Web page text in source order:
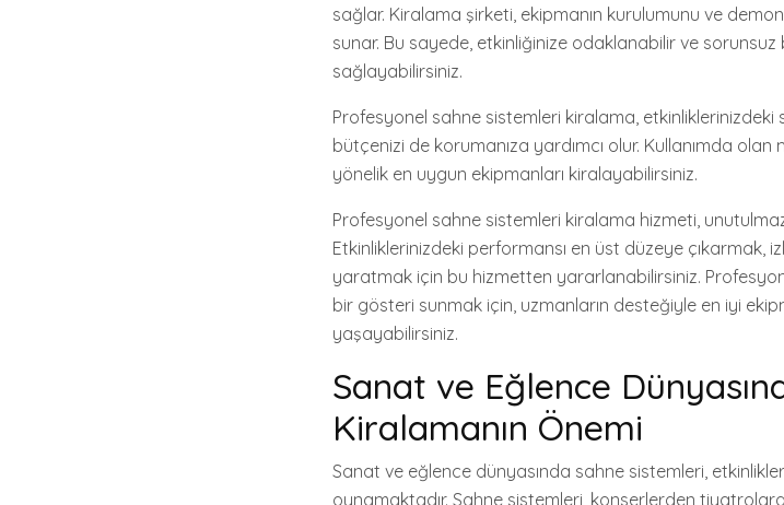
sağlar. Kiralama şirketi, ekipmanın kurulumunu ve
sunar. Bu sayede, etkinliğinize odaklanabilir ve
sağlayabilirsiniz.
Profesyonel sahne sistemleri kiralama, etkinliklerinizdeki
bütçenizi de korumanıza yardımcı olur. Kullanımda
yönelik en uygun ekipmanları kiralayabilirsiniz.
Profesyonel sahne sistemleri kiralama hizmeti,
Etkinliklerinizdeki performansı en üst düzeye çıkarmak,
yaratmak için bu hizmetten yararlanabilirsiniz.
bir gösteri sunmak için, uzmanların desteğiyle en iyi
yaşayabilirsiniz.
Sanat ve Eğlence
Kiralamanın Önemi
Sanat ve eğlence dünyasında sahne sistemleri,
oynamaktadır. Sahne sistemleri, konserlerden